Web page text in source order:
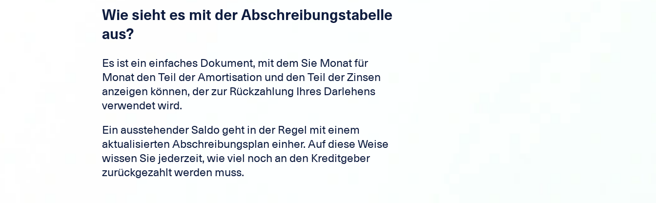
Wie sieht es mit der Abschreibungstabelle
aus?
Es ist ein einfaches Dokument, mit dem Sie Monat für
Monat den Teil der Amortisation und den Teil der Zinsen
anzeigen können, der zur Rückzahlung Ihres Darlehens
verwendet wird.
Ein ausstehender Saldo geht in der Regel mit einem
aktualisierten Abschreibungsplan einher. Auf diese Weise
wissen Sie jederzeit, wie viel noch an den Kreditgeber
zurückgezahlt werden muss.